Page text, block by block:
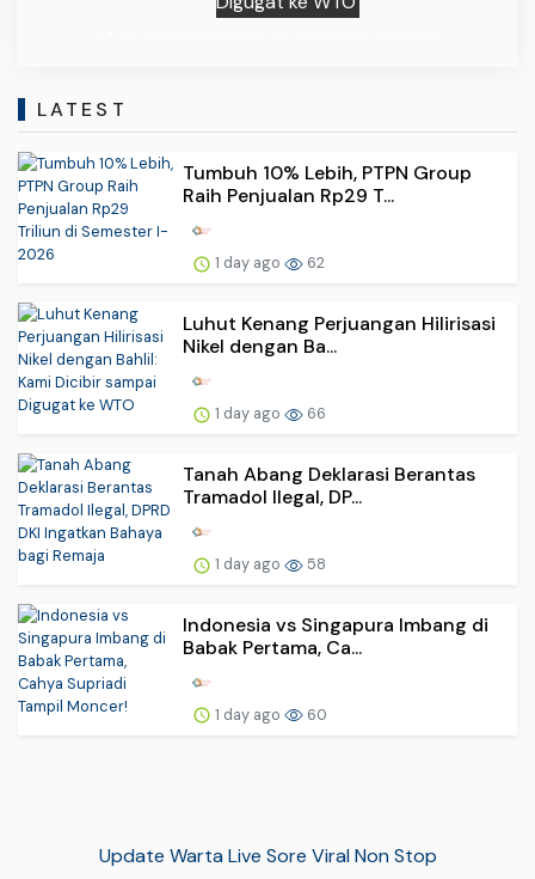
LATEST
Tumbuh 10% Lebih, PTPN Group
Raih Penjualan Rp29 T...
1 day ago 62
Luhut Kenang Perjuangan Hilirisasi
Nikel dengan Ba...
1 day ago 66
Tanah Abang Deklarasi Berantas
Tramadol Ilegal, DP...
1 day ago 58
Indonesia vs Singapura Imbang di
Babak Pertama, Ca...
1 day ago 60
Update Warta Live Sore Viral Non Stop